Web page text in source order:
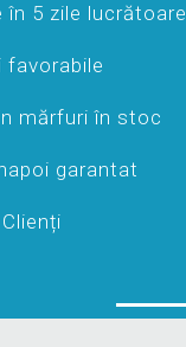
în 5 zile lucrătoare
favorabile
mărfuri în stoc
garantat